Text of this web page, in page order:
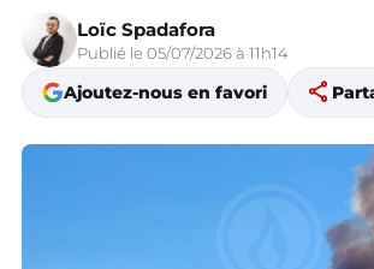
Loïc Spadafora
Publié le 05/07/2026 à 11h14
Ajoutez-nous en favori share